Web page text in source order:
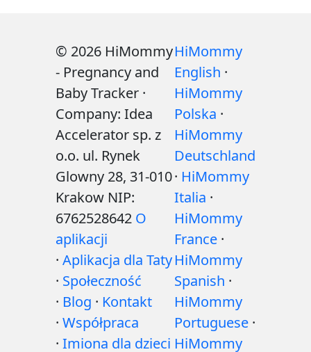
© 2026 HiMommy
- Pregnancy and
Baby Tracker ·
Company: Idea
Accelerator sp. z
o.o. ul. Rynek
Glowny 28, 31-010
Krakow NIP:
6762528642 O
aplikacji
· Aplikacja dla Taty
· Społeczność
· Blog · Kontakt
· Współpraca
· Imiona dla dzieci
HiMommy
English ·
HiMommy
Polska ·
HiMommy
Deutschland
· HiMommy
Italia ·
HiMommy
France ·
HiMommy
Spanish ·
HiMommy
Portuguese ·
HiMommy